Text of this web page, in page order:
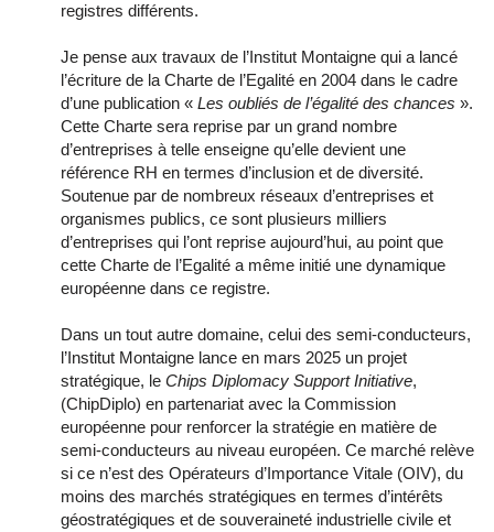
registres différents.
Je pense aux travaux de l’Institut Montaigne qui a lancé
l’écriture de la Charte de l’Egalité en 2004 dans le cadre
d’une publication « Les oubliés de l’égalité des chances ».
Cette Charte sera reprise par un grand nombre
d’entreprises à telle enseigne qu’elle devient une
référence RH en termes d’inclusion et de diversité.
Soutenue par de nombreux réseaux d’entreprises et
organismes publics, ce sont plusieurs milliers
d’entreprises qui l’ont reprise aujourd’hui, au point que
cette Charte de l’Egalité a même initié une dynamique
européenne dans ce registre.
Dans un tout autre domaine, celui des semi-conducteurs,
l’Institut Montaigne lance en mars 2025 un projet
stratégique, le Chips Diplomacy Support Initiative,
(ChipDiplo) en partenariat avec la Commission
européenne pour renforcer la stratégie en matière de
semi-conducteurs au niveau européen. Ce marché relève
si ce n’est des Opérateurs d’Importance Vitale (OIV), du
moins des marchés stratégiques en termes d’intérêts
géostratégiques et de souveraineté industrielle civile et